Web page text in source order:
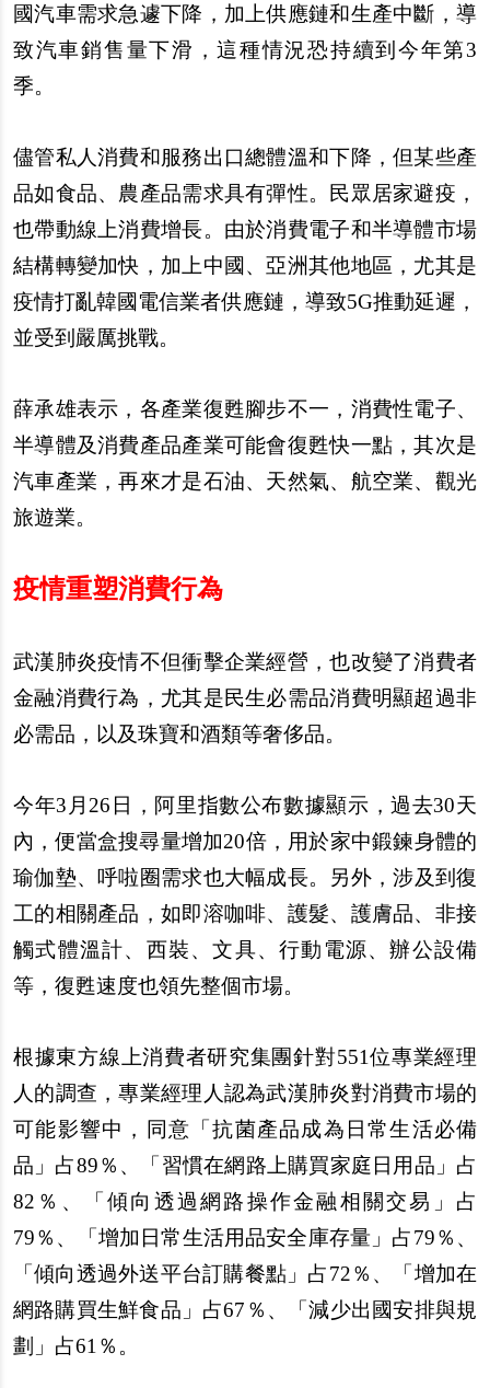
國汽車需求急遽下降，加上供應鏈和生產中斷，導
致汽車銷售量下滑，這種情況恐持續到今年第3
季。
儘管私人消費和服務出口總體溫和下降，但某些產
品如食品、農 產品需求具有彈性。民眾 居家避疫，
也帶動線上消費增長。由於消費電子和半導體市場
結構轉變加快，加上中國、亞洲其他地區，尤其是
疫情打亂韓國電信業者供應鏈，導致5G推動延遲，
並受到嚴厲挑戰。
薛承雄表示，各產業復甦腳步不一，消費性電子、
半導體及消費產品產業可能會復甦快一點，其次是
汽車產業，再來才是石油、天然氣、航空業、觀光
旅遊業。
疫情重塑消費行為
武漢肺炎疫情不但衝擊企業經營，也改變了消費者
金融消費行為，尤其是民生必需品消費明顯超過非
必需品，以及珠寶和酒類等奢侈品。
今年3月26日，阿里指數公布數據顯示，過去30天
內 ，便當盒搜尋量增加20倍，用於家中鍛鍊身體的
瑜伽墊、呼啦圈需求也大幅成長。 另外，涉及到復
工的相關產品，如即溶咖啡、護髮、護膚品、非接
觸式體溫計、西裝、文具、行動電源、辦公設備
等，復甦速度也領先整個市場。
根據東方線上消費者研究集團針對551位專業經理
人的調查 ，專業經理人認為武漢肺炎對消費市場的
可能影響中，同意「抗菌產品成為日常生活必備
品」占89％、「習慣在網路上購買家庭日用品」占
82％、「傾向透過網路操作金融相關交易」占
79％、「增加日常生活用品安全庫存量」占79％、
「傾向透過外送平台訂購餐點」占72％、「增加在
網路購買生鮮食品」占67％、「減少出國安排與規
劃」占61％。